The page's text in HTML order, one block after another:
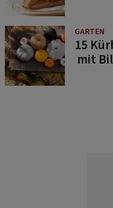
GARTEN
15
mit